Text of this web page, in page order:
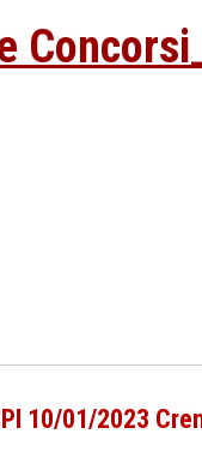
10/01/2023